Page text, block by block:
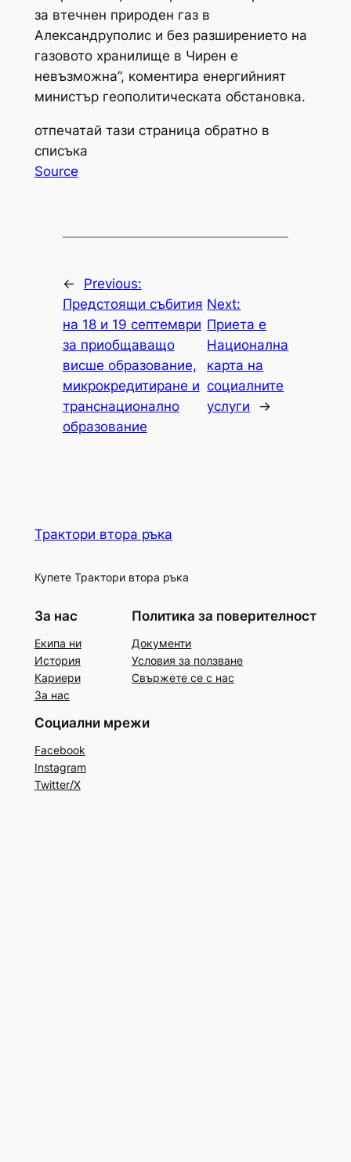
за втечнен природен газ в
Александруполис и без разширението на
газовото хранилище в Чирен е
невъзможна”, коментира енергийният
министър геополитическата обстановка.
отпечатай тази страница обратно в
списъка
Source
←
Previous:
Предстоящи събития
на 18 и 19 септември
за приобщаващо
висше образование,
микрокредитиране и
транснационално
образование
Next:
Приета е
Национална
карта на
социалните
услуги
→
Трактори втора ръка
Купете Трактори втора ръка
За нас
Екипа ни
История
Кариери
За нас
Политика за поверителност
Документи
Условия за ползване
Свържете се с нас
Социални мрежи
Facebook
Instagram
Twitter/X